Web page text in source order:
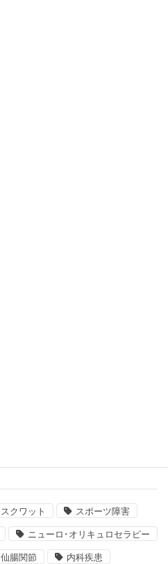
スクワット スポーツ障害
ニューロ･オリキュロセラピー
仙腸関節 内科疾患